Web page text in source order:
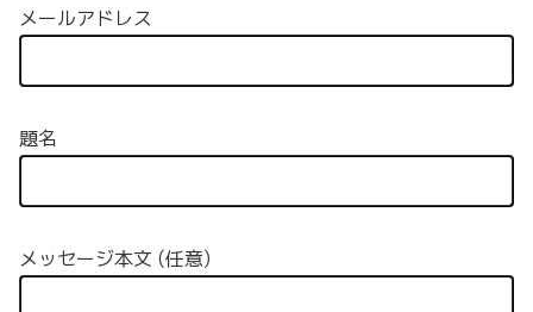
メールアドレス
題名
メッセージ本文 (任意)